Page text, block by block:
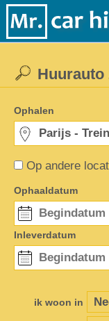
Op andere
Huurauto
Ophalen
Ophaaldatum
Inleverdatum
ik woon in